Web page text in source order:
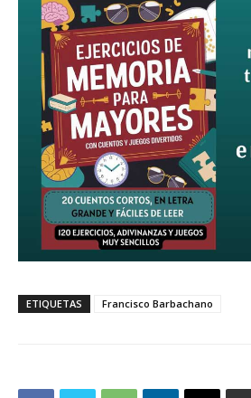
ETIQUETAS Francisco Barbachano